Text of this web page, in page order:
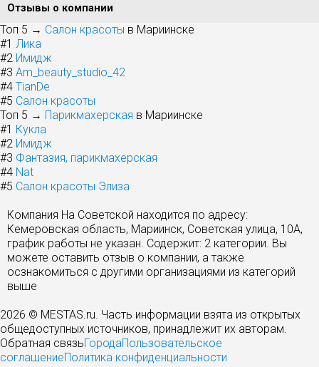
Отзывы о компании
Топ 5 → Салон красоты в Мариинске
#1 Лика
#2 Имидж
#3 Am_beauty_studio_42
#4 TianDe
#5 Салон красоты
Топ 5 → Парикмахерская в Мариинске
#1 Кукла
#2 Имидж
#3 Фантазия, парикмахерская
#4 Nat
#5 Салон красоты Элиза
Компания На Советской находится по адресу:
Кемеровская область, Мариинск, Советская улица, 10А,
график работы не указан. Содержит: 2 категории. Вы
можете оставить отзыв о компании, а также
осзнакомиться с другими организациями из категорий
выше
2026 © MESTAS.ru. Часть информации взята из открытых
общедоступных источников, принадлежит их авторам.
Обратная связьГородаПользовательское
соглашениеПолитика конфиденциальности